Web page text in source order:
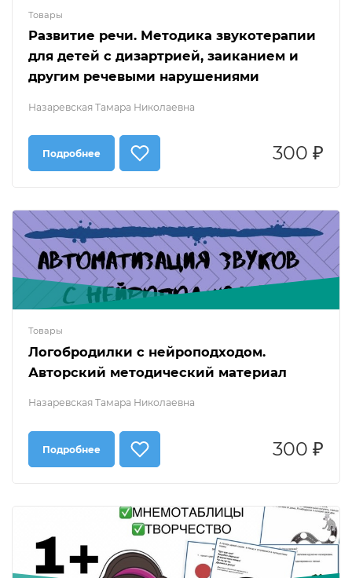
Товары
Развитие речи. Методика звукотерапии
для детей с дизартрией, заиканием и
другим речевыми нарушениями
Назаревская Тамара Николаевна
Подробнее 300 ₽
Товары
Логобродилки с нейроподходом.
Авторский методический материал
Назаревская Тамара Николаевна
Подробнее 300 ₽